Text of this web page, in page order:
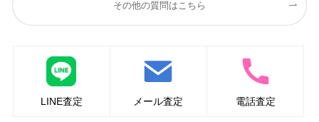
その他の質問はこちら
LINE査定 メール査定 電話査定